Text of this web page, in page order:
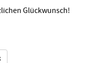
Glückwunsch!